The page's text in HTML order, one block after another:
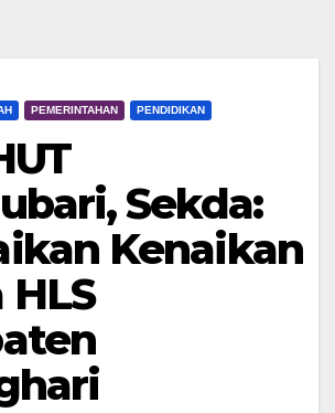
PEMERINTAHAN PENDIDIKAN
Sekda:
Kenaikan